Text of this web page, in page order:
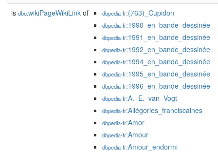
is dbo:wikiPageWikiLink of dbpedia-fr:(763)_Cupidon
dbpedia-fr:1990_en_bande_dessinée
dbpedia-fr:1991_en_bande_dessinée
dbpedia-fr:1992_en_bande_dessinée
dbpedia-fr:1994_en_bande_dessinée
dbpedia-fr:1995_en_bande_dessinée
dbpedia-fr:1996_en_bande_dessinée
dbpedia-fr:A._E._van_Vogt
dbpedia-fr:Allégories_franciscaines
dbpedia-fr:Amor
dbpedia-fr:Amour
dbpedia-fr:Amour_endormi